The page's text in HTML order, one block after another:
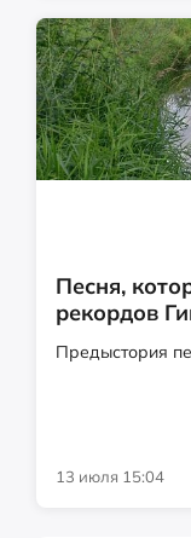
Песня,
рекордов
Предыстория
13 июля 15:04